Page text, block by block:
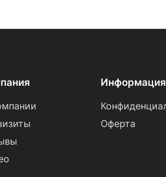
Информация
Оферта